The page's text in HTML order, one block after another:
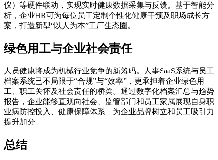
仪）等硬件联动，实现实时健康数据采集与反馈。基于智能分
析，企业HR可为每位员工定制个性化健康干预及职场成长方
案，打造新型“以人为本”工厂生态圈。
绿色用工与企业社会责任
人员健康将成为机械行业竞争的新筹码。人事SaaS系统与员工
档案系统已不局限于“合规”与“效率”，更承担着企业绿色用
工、职工关怀及社会责任的桥梁。通过数字化档案汇总与趋势
报告，企业能够直观向社会、监管部门和员工家属展现自身职
业病防控投入、健康保障体系，为企业品牌树立和员工吸引力
提升加分。
总结